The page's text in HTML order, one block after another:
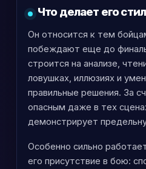
Что делает его
Он относится к тем
побеждают еще до
строится на анализе,
ловушках, иллюзиях и
правильные решения. За
опасным даже в тех
демонстрирует
Особенно сильно
его присутствие в бою: